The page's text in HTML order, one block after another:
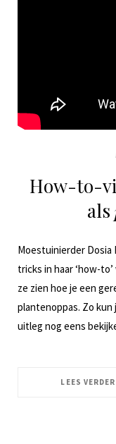
How-to-
als
Moestuinierder Dosia
tricks in haar ‘how-
ze zien hoe je een
plantenoppas. Zo kun
uitleg nog eens
LEES VERDER